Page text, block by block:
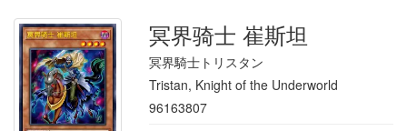
冥界骑士 崔斯坦
冥界騎士トリスタン
Tristan, Knight of the Underworld
96163807